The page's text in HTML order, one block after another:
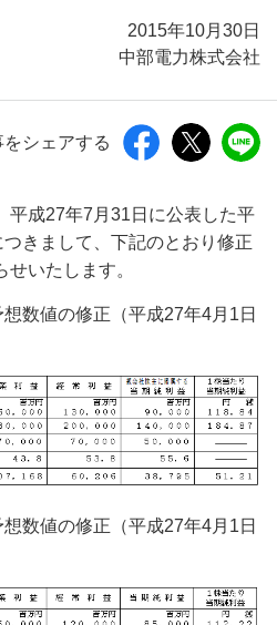
2015年10月30日
中部電力株式会社
をシェアする
平成27年7月31日に公表した平
きまして、下記のとおり修正
いたします。
数値の修正（平成27年4月1日
数値の修正（平成27年4月1日